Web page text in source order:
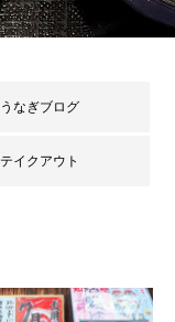
うなぎブログ
テイクアウト